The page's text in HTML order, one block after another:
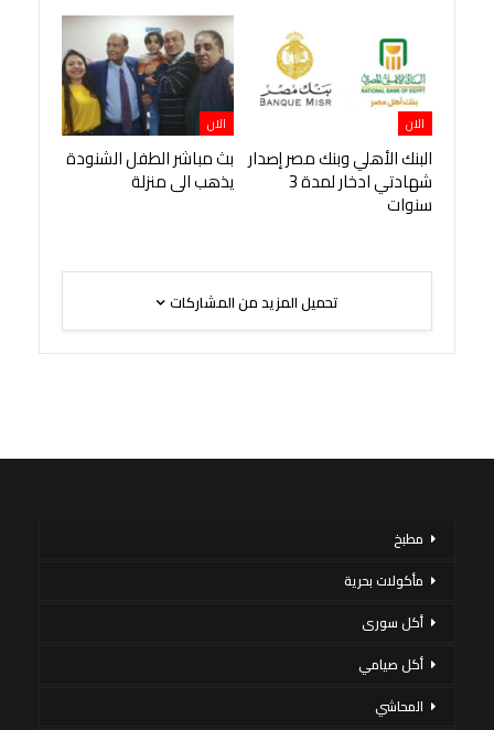
الان
البنك الأهلي وبنك مصر إصدار
شهادتي ادخار لمدة 3
سنوات
الان
بث مباشر الطفل الشنودة
يذهب الى منزلة
تحميل المزيد من المشاركات
مطبخ
مأكولات بحرية
أكل سورى
أكل صيامي
المحاشي